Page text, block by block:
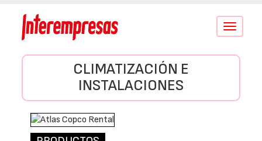
Conmutar
CLIMATIZACIÓN E
INSTALACIONES